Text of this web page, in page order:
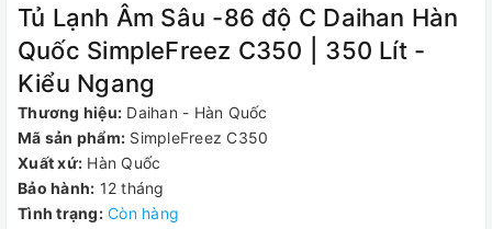
Tủ Lạnh Âm Sâu -86 độ C Daihan Hàn
Quốc SimpleFreez C350 | 350 Lít -
Kiểu Ngang
Thương hiệu: Daihan - Hàn Quốc
Mã sản phẩm: SimpleFreez C350
Xuất xứ: Hàn Quốc
Bảo hành: 12 tháng
Tình trạng: Còn hàng